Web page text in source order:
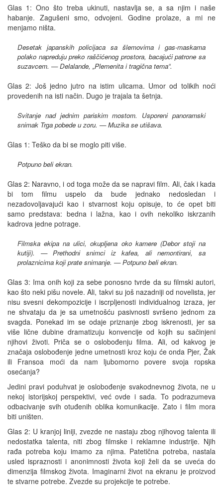
Glas 1: Ono što treba ukinuti, nastavlja se, a sa njim i naše
habanje. Zagušeni smo, odvojeni. Godine prolaze, a mi ne
menjamo ništa.
Desetak japanskih policijaca sa šlemovima i gas-maskama
polako napreduju preko raščićenog prostora, bacajući patrone sa
suzavcem. — Delalande, „Plemenita i tragična tema“.
Glas 2: Još jedno jutro na istim ulicama. Umor od tolikih noći
provedenih na isti način. Dugo je trajala ta šetnja.
Svitanje nad jednim pariskim mostom. Usporeni panoramski
snimak Trga pobede u zoru. — Muzika se utišava.
Glas 1: Teško da bi se moglo piti više.
Potpuno beli ekran.
Glas 2: Naravno, i od toga može da se napravi film. Ali, čak i kada
bi tom filmu uspelo da bude jednako nedosledan i
nezadovoljavajući kao i stvarnost koju opisuje, to će opet biti
samo predstava: bedna i lažna, kao i ovih nekoliko iskrzanih
kadrova jedne potrage.
Filmska ekipa na ulici, okupljena oko kamere (Debor stoji na
kutiji). — Prethodni snimci iz kafea, ali nemontirani, sa
prolaznicima koji prate snimanje. — Potpuno beli ekran.
Glas 3: Ima onih koji za sebe ponosno tvrde da su filmski autori,
kao što neki pišu novele. Ali, takvi su još nazadniji od novelista, jer
nisu svesni dekompozicije i iscrpljenosti individualnog izraza, jer
ne shvataju da je sa umetnošću pasivnosti svršeno jednom za
svagda. Ponekad im se odaje priznanje zbog iskrenosti, jer sa
više lične dubine dramatizuju konvencije od kojih su sačinjeni
njihovi životi. Priča se o oslobođenju filma. Ali, od kakvog je
značaja oslobođenje jedne umetnosti kroz koju će onda Pjer, Žak
ili Fransoa moći da nam ljubomorno povere svoja ropska
osećanja?
Jedini pravi poduhvat je oslobođenje svakodnevnog života, ne u
nekoj istorijskoj perspektivi, već ovde i sada. To podrazumeva
odbacivanje svih otuđenih oblika komunikacije. Zato i film mora
biti uništen.
Glas 2: U kranjoj liniji, zvezde ne nastaju zbog njihovog talenta ili
nedostatka talenta, niti zbog filmske i reklamne industrije. Njih
rađa potreba koju imamo za njima. Patetična potreba, nastala
usled ispraznosti i anonimnosti života koji želi da se uveća do
dimenzija filmskog života. Imaginarni život na ekranu je proizvod
te stvarne potrebe. Zvezde su projekcije te potrebe.